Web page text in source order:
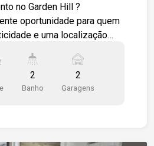
no Garden Hill ?
e uma localização
suíte, sala ampla para dois
cozinha funcional,
independente e duas
2
Banho
2
Garagens